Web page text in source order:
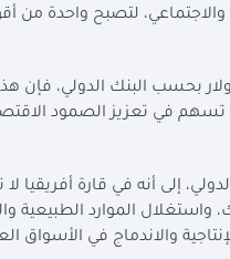
لتصبح واحدة من
وجود فجوة تمويلية تبلغ 5.2 تريليون دولار
تسهم في تعزيز الصمود
إلى أنه في قارة
واستغلال الموارد الطبيعية
والاندماج في الأسواق